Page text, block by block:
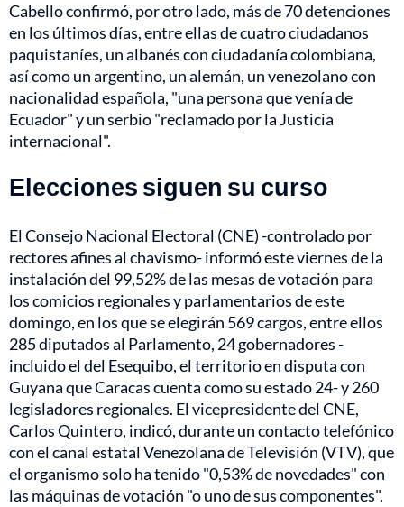
Cabello confirmó, por otro lado, más de 70 detenciones
en los últimos días, entre ellas de cuatro ciudadanos
paquistaníes, un albanés con ciudadanía colombiana,
así como un argentino, un alemán, un venezolano con
nacionalidad española, "una persona que venía de
Ecuador" y un serbio "reclamado por la Justicia
internacional".
Elecciones siguen su curso
El Consejo Nacional Electoral (CNE) -controlado por
rectores afines al chavismo- informó este viernes de la
instalación del 99,52% de las mesas de votación para
los comicios regionales y parlamentarios de este
domingo, en los que se elegirán 569 cargos, entre ellos
285 diputados al Parlamento, 24 gobernadores -
incluido el del Esequibo, el territorio en disputa con
Guyana que Caracas cuenta como su estado 24- y 260
legisladores regionales. El vicepresidente del CNE,
Carlos Quintero, indicó, durante un contacto telefónico
con el canal estatal Venezolana de Televisión (VTV), que
el organismo solo ha tenido "0,53% de novedades" con
las máquinas de votación "o uno de sus componentes".